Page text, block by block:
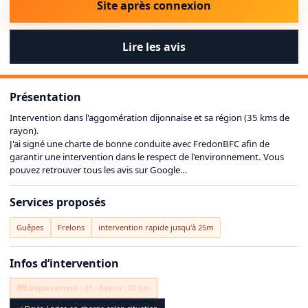
Présentation
Intervention dans l'aggomération dijonnaise et sa région (35 kms de
rayon).
J'ai signé une charte de bonne conduite avec FredonBFC afin de
garantir une intervention dans le respect de l'environnement. Vous
pouvez retrouver tous les avis sur Google
maps(https://maps.app.goo.gl/EDwxBSs72qFLxFEr6?g_st=an).
Certibiocide / certification : 050107
Assurance professionnelle : Matmut
Services proposés
Guêpes Frelons intervention rapide jusqu'à 25m
Infos d’intervention
🗺️ Département : 21 · Rayon : 30 km
Site après connexion
Lire les avis